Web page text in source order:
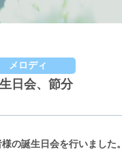
メロディ
日会、節分
の誕生日会を行いました。